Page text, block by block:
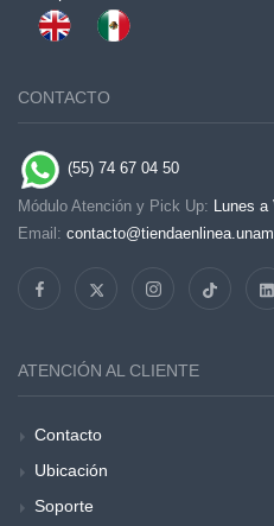
CONTACTO
(55) 74 67 04 50
Módulo Atención y Pick Up: Lunes a
Email:
ATENCIÓN AL CLIENTE
Contacto
Ubicación
Soporte